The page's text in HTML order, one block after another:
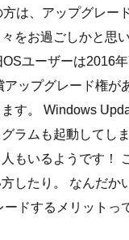
は、アップグレー
々をお過ごしかと思
ユーザーは2016
ップグレード権が
す。 Windows
ラムも起動してし
もいるようです！
したり。 なんだか
ドするメリットっ